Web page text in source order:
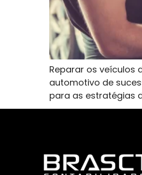
Reparar os veículos
automotivo de
para as estratégias